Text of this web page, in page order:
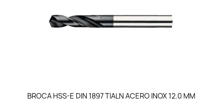
BROCA HSS-E DIN 1897 TIALN ACERO INOX 12.0 MM